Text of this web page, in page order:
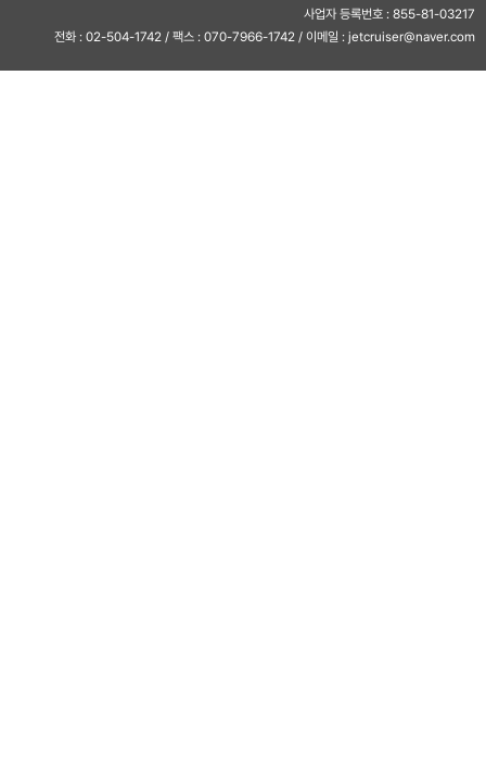
사업자 등록번호 : 855-81-03217
전화 : 02-504-1742 / 팩스 : 070-7966-1742 / 이메일 : jetcruiser@naver.com